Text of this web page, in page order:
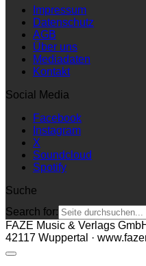
Impressum
Datenschutz
AGB
Über uns
Mediadaten
Kontakt
Social Media
Facebook
Instagram
X
Soundcloud
Spotify
Suche
Search for:
FAZE Music & Verlags
42117 Wuppertal ·